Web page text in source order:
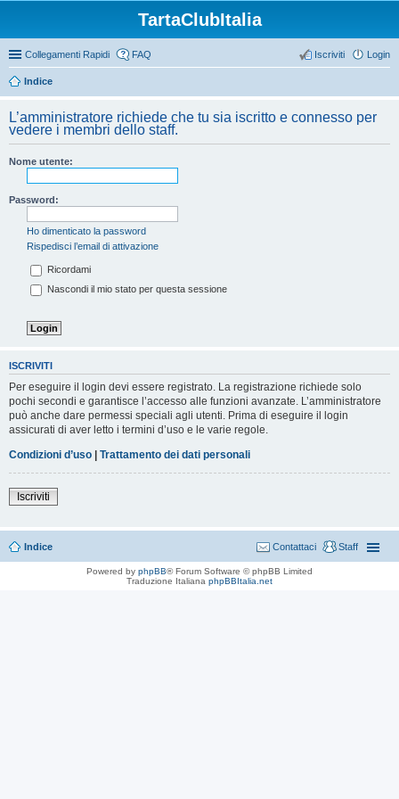
TartaClubItalia
Collegamenti Rapidi FAQ Login
Iscriviti
Indice
L’amministratore richiede che tu sia iscritto e connesso per
vedere i membri dello staff.
Nome utente:
Password:
Ho dimenticato la password
Rispedisci l’email di attivazione
Ricordami
Nascondi il mio stato per questa sessione
ISCRIVITI
Per eseguire il login devi essere registrato. La registrazione richiede solo
pochi secondi e garantisce l’accesso alle funzioni avanzate. L’amministratore
può anche dare permessi speciali agli utenti. Prima di eseguire il login
assicurati di aver letto i termini d’uso e le varie regole.
Condizioni d’uso | Trattamento dei dati personali
Iscriviti
Indice Staff
Contattaci
Powered by phpBB® Forum Software © phpBB Limited
Traduzione Italiana phpBBItalia.net